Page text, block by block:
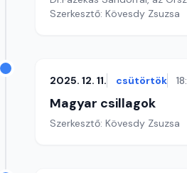
Szerkesztő: Kövesdy Zsuzsa
2025. 12. 11. csütörtök
Magyar csillagok
Szerkesztő: Kövesdy Zsuzsa